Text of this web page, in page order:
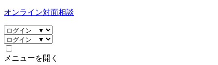
オンライン対面相談
メニューを開く